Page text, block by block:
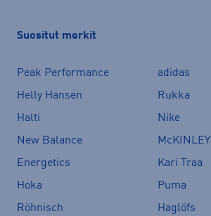
Suositut merkit
Peak Performance
adidas
Helly Hansen
Rukka
Halti
Nike
New Balance
McKINLEY
Energetics
Kari Traa
Hoka
Puma
Röhnisch
Haglöfs